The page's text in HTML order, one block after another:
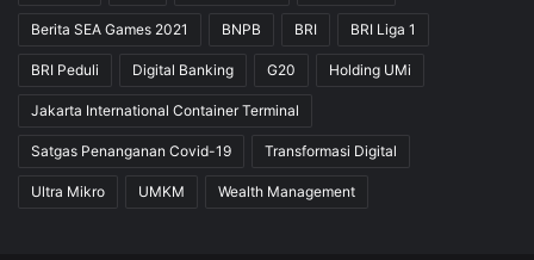
Berita SEA Games 2021 BNPB BRI BRI Liga 1
BRI Peduli Digital Banking G20 Holding UMi
Jakarta International Container Terminal
Satgas Penanganan Covid-19 Transformasi Digital
Ultra Mikro UMKM Wealth Management